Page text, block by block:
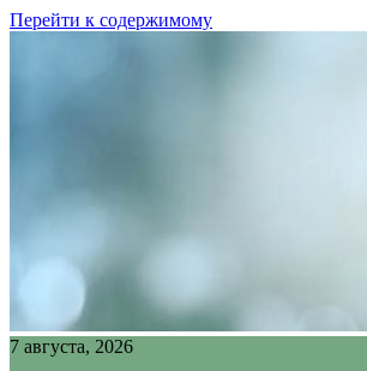
Перейти к содержимому
7 августа, 2026